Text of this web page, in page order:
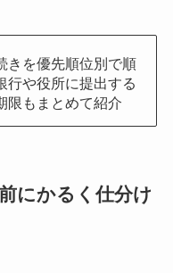
きを優先順位別で順
行や役所に提出する
限もまとめて紹介
にかるく仕分け